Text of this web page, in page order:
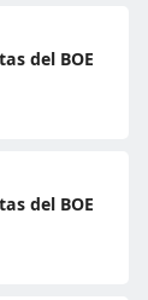
del BOE
del BOE